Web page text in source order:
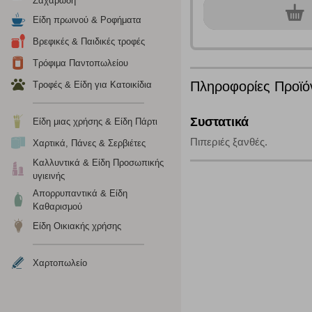
Είδη πρωινού & Ροφήματα
Βρεφικές & Παιδικές τροφές
Τρόφιμα Παντοπωλείου
Τροφές & Είδη για Κατοικίδια
Είδη μιας χρήσης & Είδη Πάρτι
Χαρτικά, Πάνες & Σερβιέτες
Καλλυντικά & Είδη Προσωπικής
υγιεινής
Απορρυπαντικά & Είδη
Καθαρισμού
Είδη Οικιακής χρήσης
Χαρτοπωλείο
0γρ.
Πληροφορίες
Συστατικά
Πιπεριές ξανθές.
το πρόγραμμα περιήγησης και τη συσκευή σας. Αν δεν
Cookies απόδοσης
να γνωρίζουμε ποιες σελίδες είναι περισσότερο, ή
τα cookies είναι συγκεντρωτικές και, συνεπώς,
Απολύτως απαραίτητα cookies
Η συγκεκριμένη κατηγορία cookies είναι απαραίτητη για